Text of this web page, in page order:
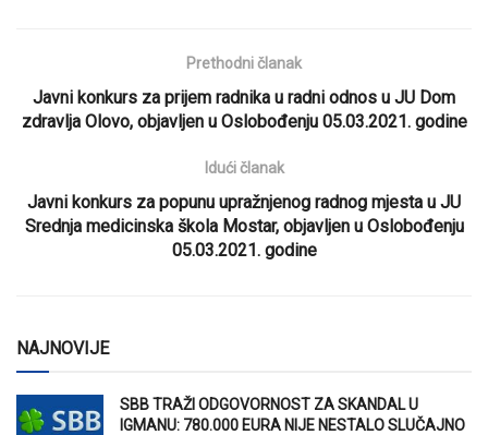
Prethodni članak
Javni konkurs za prijem radnika u radni odnos u JU Dom
zdravlja Olovo, objavljen u Oslobođenju 05.03.2021. godine
Idući članak
Javni konkurs za popunu upražnjenog radnog mjesta u JU
Srednja medicinska škola Mostar, objavljen u Oslobođenju
05.03.2021. godine
NAJNOVIJE
SBB TRAŽI ODGOVORNOST ZA SKANDAL U
IGMANU: 780.000 EURA NIJE NESTALO SLUČAJNO